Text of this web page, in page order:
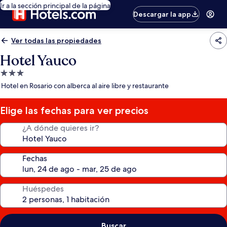
Ir a la sección principal de la página
Descargar la app
Ver todas las propiedades
Hotel Yauco
Propiedad
de
estrellas
Hotel en Rosario con alberca al aire libre y restaurante
Elige las fechas para ver precios
¿A dónde quieres ir?
Fechas
Huéspedes